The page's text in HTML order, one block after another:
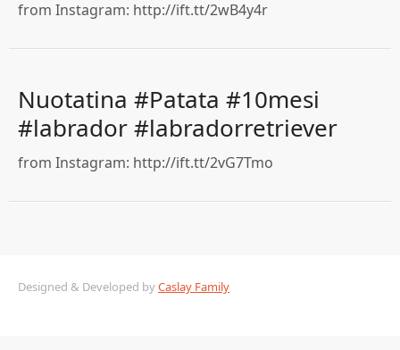
from Instagram: http://ift.tt/2wB4y4r
Nuotatina #Patata #10mesi
#labrador #labradorretriever
from Instagram: http://ift.tt/2vG7Tmo
Designed & Developed byCaslay Family